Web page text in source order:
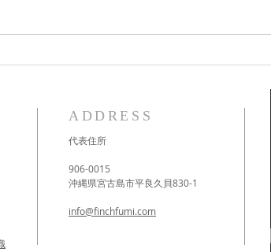
ADDRESS
代表住所
906-0015
沖縄県宮古島市平良久貝830-1
info@finchfumi.com